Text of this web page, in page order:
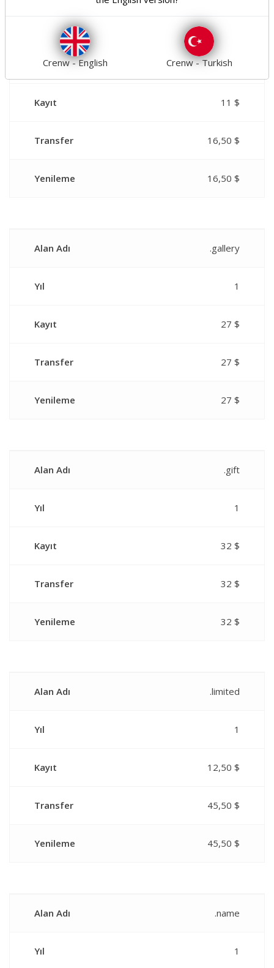
Alan Adı
Yıl
Kayıt 11 $
Transfer 16,50 $
Yenileme 16,50 $
Alan Adı .gallery
Yıl 1
Kayıt 27 $
Transfer 27 $
Yenileme 27 $
Alan Adı .gift
Yıl 1
Kayıt 32 $
Transfer 32 $
Yenileme 32 $
Alan Adı .limited
Yıl 1
Kayıt 12,50 $
Transfer 45,50 $
Yenileme 45,50 $
Alan Adı .name
Yıl 1
Crenw - English Crenw - Turkish